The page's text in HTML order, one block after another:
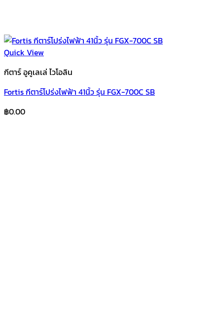
Quick View
กีตาร์ อูคูเลเล่ ไวโอลิน
Fortis กีตาร์โปร่งไฟฟ้า 41นิ้ว รุ่น FGX-700C SB
฿0.00